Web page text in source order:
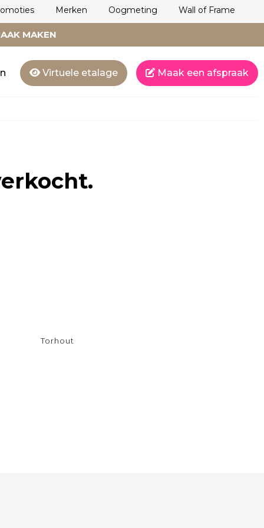
Merken Oogmeting Wall of Frame
MAKEN
Virtuele etalage Maak een afspraak
Torhout